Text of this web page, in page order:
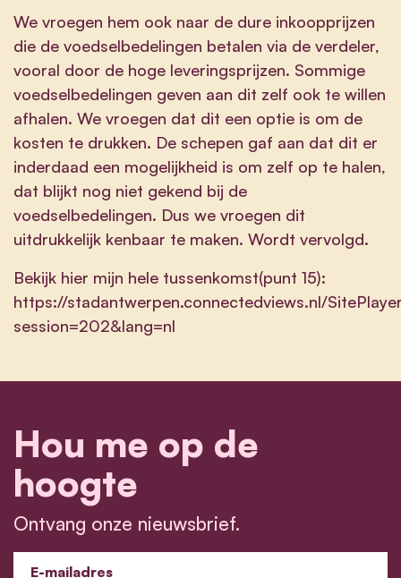
We vroegen hem ook naar de dure inkoopprijzen
die de voedselbedelingen betalen via de verdeler,
vooral door de hoge leveringsprijzen. Sommige
voedselbedelingen geven aan dit zelf ook te willen
afhalen. We vroegen dat dit een optie is om de
kosten te drukken. De schepen gaf aan dat dit er
inderdaad een mogelijkheid is om zelf op te halen,
dat blijkt nog niet gekend bij de
voedselbedelingen. Dus we vroegen dit
uitdrukkelijk kenbaar te maken. Wordt vervolgd.
Bekijk hier mijn hele tussenkomst(punt 15):
https://stadantwerpen.connectedviews.nl/
session=202&lang=nl
Hou me op de
hoogte
Ontvang onze nieuwsbrief.
E-mailadres